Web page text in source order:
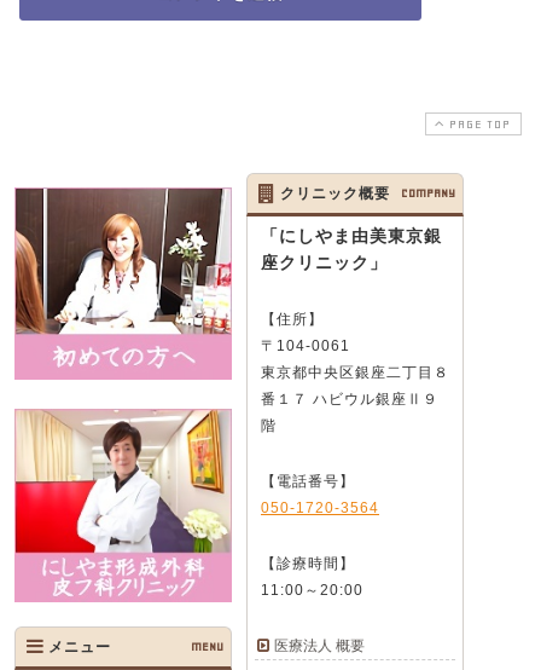
PAGE TOP
メニュー MENU
クリニック概要 COMPANY
「にしやま由美東京銀
座クリニック」
【住所】
〒104-0061
東京都中央区銀座二丁目８
番１７ ハビウル銀座Ⅱ９
階
【電話番号】
050-1720-3564
【診療時間】
11:00～20:00
医療法人 概要